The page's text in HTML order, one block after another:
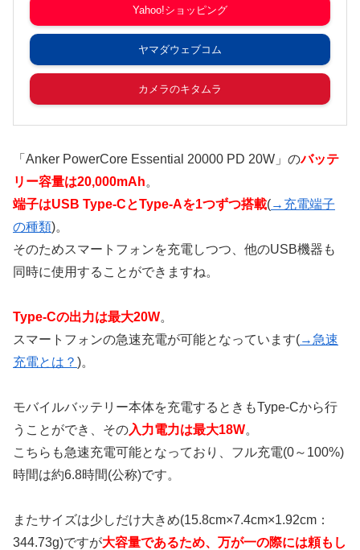
Yahoo!ショッピング
ヤマダウェブコム
カメラのキタムラ
「Anker PowerCore Essential 20000 PD 20W」のバッテ
リー容量は20,000mAh。
端子はUSB Type-CとType-Aを1つずつ搭載(→充電端子
の種類)。
そのためスマートフォンを充電しつつ、他のUSB機器も
同時に使用することができますね。
Type-Cの出力は最大20W。
スマートフォンの急速充電が可能となっています(→急速
充電とは？ )。
モバイルバッテリー本体を充電するときもType-Cから行
うことができ、その入力電力は最大18W。
こちらも急速充電可能となっており、フル充電(0～100%)
時間は約6.8時間(公称)です。
またサイズは少しだけ大きめ(15.8cm×7.4cm×1.92cm：
344.73g)ですが大容量であるため、万が一の際には頼もし